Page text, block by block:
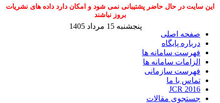
این سایت در حال حاضر پشتیبانی نمی شود و امکان دارد داده های نشریات
بروز نباشند
صفحه اصلی
درباره پایگاه
فهرست سامانه ها
الزامات سامانه ها
فهرست سازمانی
تماس با ما
JCR 2016
جستجوی مقالات
پنجشنبه 15 مرداد 1405